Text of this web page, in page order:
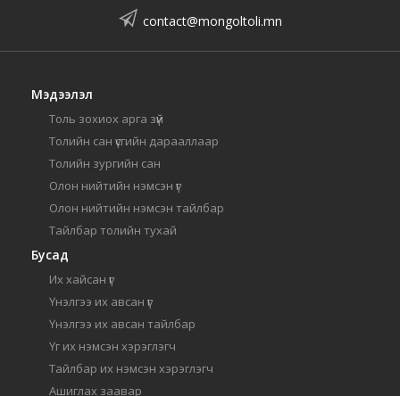
contact@mongoltoli.mn
Мэдээлэл
Толь зохиох арга зүй
Толийн сан үсгийн дарааллаар
Толийн зургийн сан
Олон нийтийн нэмсэн үг
Олон нийтийн нэмсэн тайлбар
Тайлбар толийн тухай
Бусад
Их хайсан үг
Үнэлгээ их авсан үг
Үнэлгээ их авсан тайлбар
Үг их нэмсэн хэрэглэгч
Тайлбар их нэмсэн хэрэглэгч
Ашиглах заавар